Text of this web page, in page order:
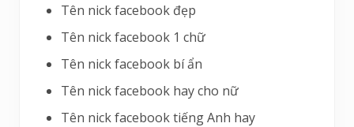
Tên nick facebook đẹp
Tên nick facebook 1 chữ
Tên nick facebook bí ẩn
Tên nick facebook hay cho nữ
Tên nick facebook tiếng Anh hay